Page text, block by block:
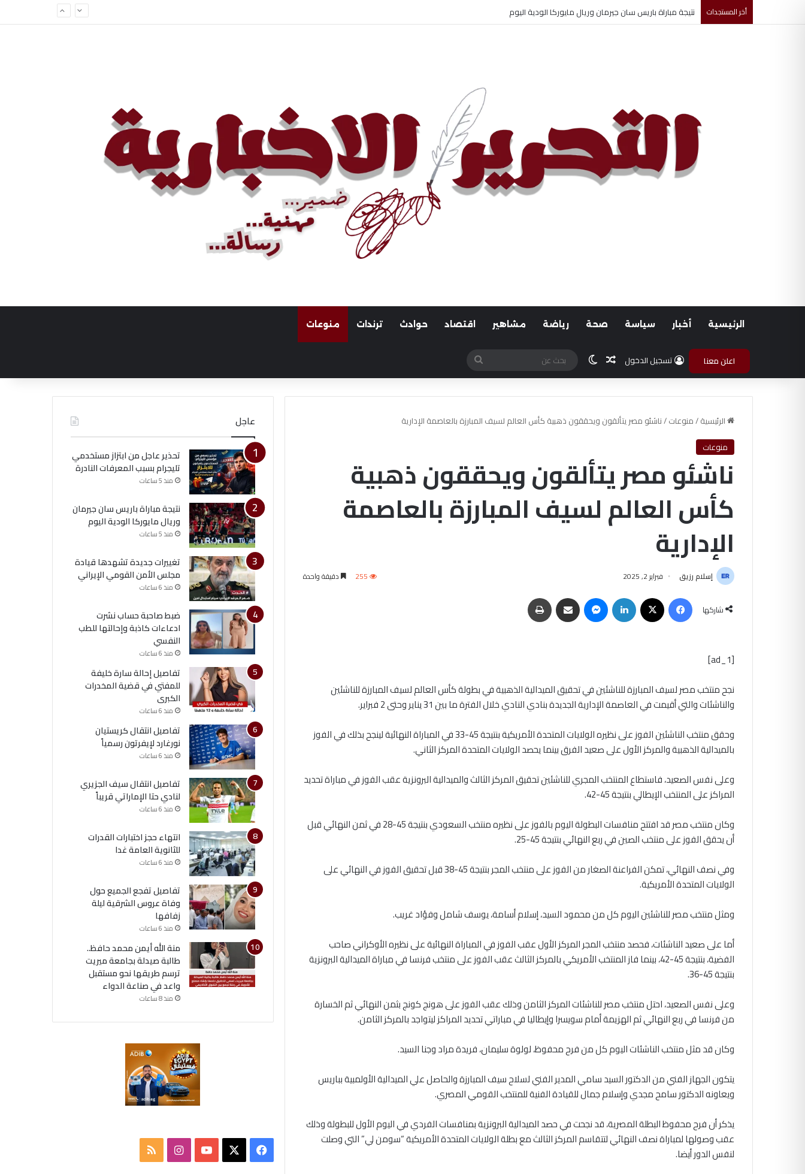
أخر المستجدات
تغييرات جديدة تشهدها قيادة مجلس الأمن القومي الإيراني
الرئيسية أخبار سياسة صحة رياضة مشاهير اقتصاد حوادث ترندات منوعات
اعلن معنا تسجيل الدخول مقال عشوائي
الوضع المظلم
عن
الرئيسية/منوعات/ناشئو مصر يتألقون ويحققون ذهبية كأس العالم لسيف المبارزة بالعاصمة الإدارية
منوعات
ناشئو مصر يتألقون ويحققون ذهبية
كأس العالم لسيف المبارزة بالعاصمة
الإدارية
إسلام رزيق فبراير 2, 2025 255 دقيقة واحدة
شاركها
[ad_1]
نجح منتخب مصر لسيف المبارزة للناشئين في تحقيق الميدالية الذهبية في بطولة كأس العالم لسيف المبارزة للناشئين
والناشئات والتي أقيمت في العاصمة الإدارية الجديدة بنادي النادي خلال الفترة ما بين 31 يناير وحتى 2 فبراير.
وحقق منتخب الناشئين الفوز على نظيره الولايات المتحدة الأمريكية بنتيجة 45-33 في المباراة النهائية لينجح بذلك في الفوز
بالميدالية الذهبية والمركز الأول على صعيد الفرق بينما يحصد الولايات المتحدة المركز الثاني.
وعلى نفس الصعيد، فاستطاع المنتخب المجري للناشئين تحقيق المركز الثالث والميدالية البرونزية عقب الفوز في مباراة تحديد
المراكز على المنتخب الإيطالي بنتيجة 45-42.
وكان منتخب مصر قد افتتح منافسات البطولة اليوم بالفوز على نظيره منتخب السعودي بنتيجة 45-28 في ثمن النهائي قبل
أن يحقق الفوز على منتخب الصين في ربع النهائي بنتيجة 45-25.
وفي نصف النهائي، تمكن الفراعنة الصغار من الفوز على منتخب المجر بنتيجة 45-38 قبل تحقيق الفوز في النهائي على
الولايات المتحدة الأمريكية.
ومثل منتخب مصر للناشئين اليوم كل من محمود السيد، إسلام أسامة، يوسف شامل وفؤاد غريب.
أما على صعيد الناشئات، فحصد منتخب المجر المركز الأول عقب الفوز في المباراة النهائية على نظيره الأوكراني صاحب
الفضية، بنتيجة 45-42، بينما فاز المنتخب الأمريكي بالمركز الثالث عقب الفوز على منتخب فرنسا في مباراة الميدالية البرونزية
بنتيجة 45-36.
وعلى نفس الصعيد، احتل منتخب مصر للناشئات المركز الثامن وذلك عقب الفوز على هونج كونج بثمن النهائي ثم الخسارة
من فرنسا في ربع النهائي ثم الهزيمة أمام سويسرا وإيطاليا في مباراتي تحديد المراكز ليتواجد بالمركز الثامن.
وكان قد مثل منتخب الناشئات اليوم كل من فرح محفوظ، لولوة سليمان، فريدة مراد وجنا السيد.
يتكون الجهاز الفني من الدكتور السيد سامي المدير الفني لسلاح سيف المبارزة والحاصل علي الميدالية الأولمبية بباريس
ويعاونه الدكتور سامح مجدي وإسلام جمال للقيادة الفنية للمنتخب القومي المصري.
يذكر أن فرح محفوظ البطلة المصرية، قد نجحت في حصد الميدالية البرونزية بمنافسات الفردي في اليوم الأول للبطولة وذلك
عقب وصولها لمباراة نصف النهائي لتتقاسم المركز الثالث مع بطلة الولايات المتحدة الأمريكية “سومن لي” التي وصلت
لنفس الدور أيضا.
عاجل
تحذير عاجل من ابتزاز مستخدمي
تليجرام بسبب المعرفات النادرة
منذ 5 ساعات
نتيجة مباراة باريس سان جيرمان
وريال مايوركا الودية اليوم
منذ 5 ساعات
تغييرات جديدة تشهدها قيادة
مجلس الأمن القومي الإيراني
منذ 6 ساعات
ضبط صاحبة حساب نشرت
ادعاءات كاذبة وإحالتها للطب
النفسي
منذ 6 ساعات
تفاصيل إحالة سارة خليفة
للمفتي في قضية المخدرات
الكبرى
منذ 6 ساعات
تفاصيل انتقال كريستيان
نورغارد لإيفرتون رسمياً
منذ 6 ساعات
تفاصيل انتقال سيف الجزيري
لنادي حتا الإماراتي قريباً
منذ 6 ساعات
انتهاء حجز اختبارات القدرات
للثانوية العامة غدا
منذ 6 ساعات
تفاصيل تفجع الجميع حول
وفاة عروس الشرقية ليلة
زفافها
منذ 6 ساعات
منة الله أيمن محمد حافظ..
طالبة صيدلة بجامعة ميريت
ترسم طريقها نحو مستقبل
واعد في صناعة الدواء
منذ 8 ساعات
ا